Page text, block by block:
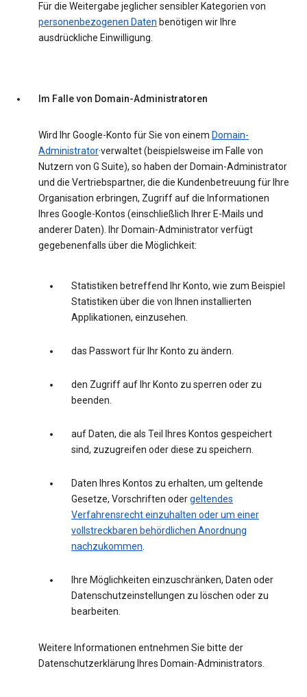
Für die Weitergabe jeglicher sensibler Kategorien von
personenbezogenen Daten benötigen wir Ihre
ausdrückliche Einwilligung.
Im Falle von Domain-Administratoren
Wird Ihr Google-Konto für Sie von einem Domain-
Administrator·verwaltet (beispielsweise im Falle von
Nutzern von G Suite), so haben der Domain-Administrator
und die Vertriebspartner, die die Kundenbetreuung für Ihre
Organisation erbringen, Zugriff auf die Informationen
Ihres Google-Kontos (einschließlich Ihrer E-Mails und
anderer Daten). Ihr Domain-Administrator verfügt
gegebenenfalls über die Möglichkeit:
Statistiken betreffend Ihr Konto, wie zum Beispiel
Statistiken über die von Ihnen installierten
Applikationen, einzusehen.
das Passwort für Ihr Konto zu ändern.
den Zugriff auf Ihr Konto zu sperren oder zu
beenden.
auf Daten, die als Teil Ihres Kontos gespeichert
sind, zuzugreifen oder diese zu speichern.
Daten Ihres Kontos zu erhalten, um geltende
Gesetze, Vorschriften odergeltendes
Verfahrensrecht einzuhalten oder um einer
vollstreckbaren behördlichen Anordnung
nachzukommen.
Ihre Möglichkeiten einzuschränken, Daten oder
Datenschutzeinstellungen zu löschen oder zu
bearbeiten.
Weitere Informationen entnehmen Sie bitte der
Datenschutzerklärung Ihres Domain-Administrators.